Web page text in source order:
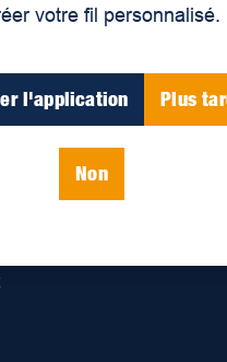
votre fil personnalisé.
l'application Plus
Non